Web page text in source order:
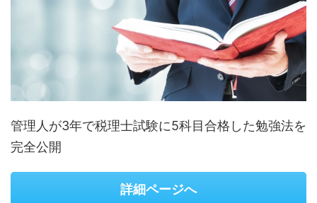
管理人が3年で税理士試験に5科目合格した勉強法を
完全公開
詳細ページへ